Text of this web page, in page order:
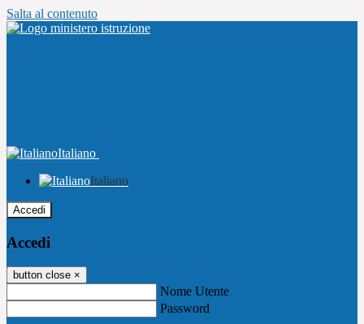
Salta al contenuto
Italiano
Italiano
Accedi
Accedi
button close ×
Nome Utente
Password